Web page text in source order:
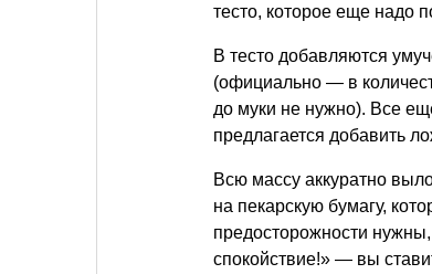
тесто, которое еще надо
В тесто добавляются
(официально — в
до муки не нужно). Все
предлагается добавить
Всю массу аккуратно
на пекарскую бумагу,
предосторожности
спокойствие!» — вы